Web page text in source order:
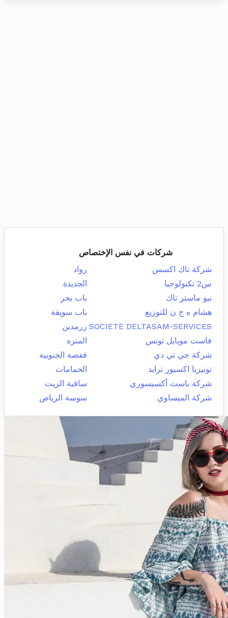
شركات في نفس الإختصاص
شركة تاك اكسس
رواد
س2 تكنولوجيا
الجديدة
نيو ماستر تاك
باب بحر
هشام ه ج ن للتوزيع
باب سويقة
SOCIETE DELTASAM-SERVICES زرمدين
فاست موبايل تونس
المنزه
شركة جي تي دي
قفصة الجنوبية
تونيزيا اكسبور ترايد
الحمامات
شركة باست أكسيسوري
ساقية الزيت
شركة الميساوي
سوسة الرياض